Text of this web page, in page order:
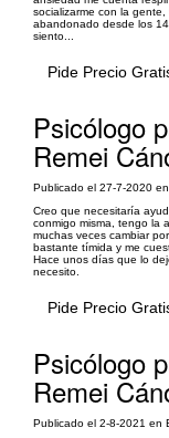
socializarme con la
abandonado desde los
siento...
Pide Precio
Psicólogo
Remei
Publicado el 27-7-2020
Creo que necesitaría
conmigo misma, tengo la
muchas veces cambiar
bastante tímida y me
Hace unos días que lo
necesito.
Pide Precio
Psicólogo
Remei
Publicado el 2-8-2021 en